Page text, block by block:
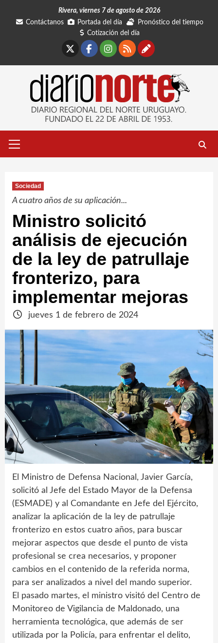
Rivera, viernes 7 de agosto de 2026
Contáctanos
Portada del día
Pronóstico del tiempo
Cotización del día
Facebook
Instagram
RSSContáctanos
primario
Sociedad
A cuatro años de su aplicación...
Ministro solicitó
análisis de ejecución
de la ley de patrullaje
fronterizo, para
implementar mejoras
jueves 1 de febrero de 2024
El Ministro de Defensa Nacional, Javier García,
solicitó al Jefe del Estado Mayor de la Defensa
(ESMADE) y al Comandante en Jefe del Ejército,
analizar la aplicación de la ley de patrullaje
fronterizo en estos cuatro años, para buscar
mejorar aspectos que desde el punto de vista
profesional se crea necesarios, y proponer
cambios en el contenido de la referida norma,
para ser analizados a nivel del mando superior.
El pasado martes, el ministro visitó del Centro de
Monitoreo de Vigilancia de Maldonado, una
herramienta tecnológica, que además de ser
utilizada por la Policía, para enfrentar el delito,